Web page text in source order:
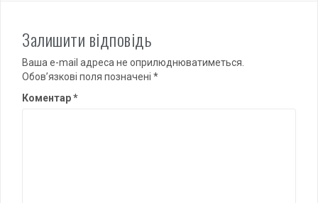
Залишити відповідь
Ваша e-mail адреса не оприлюднюватиметься.
Обов’язкові поля позначені *
Коментар*